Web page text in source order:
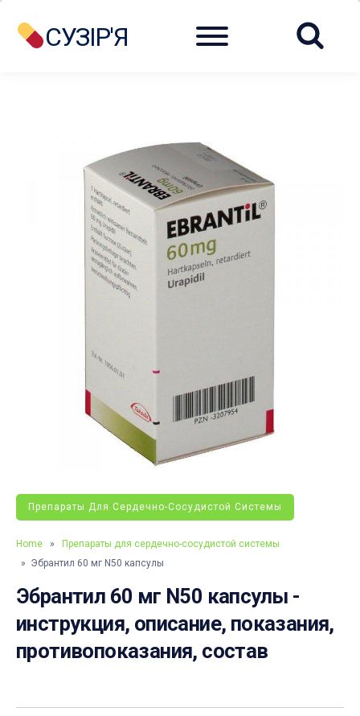
СУЗІР'Я Menu
Препараты Для Сердечно-Сосудистой Системы
Home »
Препараты для сердечно-сосудистой системы
» Эбрантил 60 мг N50 капсулы
Эбрантил 60 мг N50 капсулы -
инструкция, описание, показания,
противопоказания, состав